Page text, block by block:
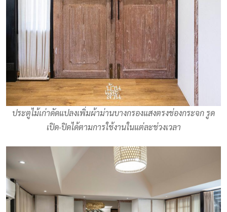
ประตูไม้เก่าดัดแปลงเพิ่มผ้าม่านบางกรองแสงตรงช่องกระจก รูด
เปิด-ปิดได้ตามการใช้งานในแต่ละช่วงเวลา